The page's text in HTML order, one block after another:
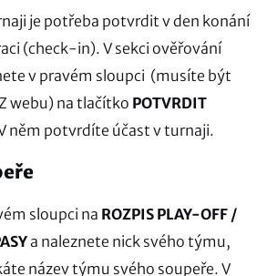
je potřeba potvrdit v den konání
(check-in). V sekci ověřování
v pravém sloupci (musíte být
webu) na tlačítko POTVRDIT
něm potvrdíte účast v turnaji.
sloupci na ROZPIS PLAY-OFF /
a naleznete nick svého týmu,
název týmu svého soupeře. V